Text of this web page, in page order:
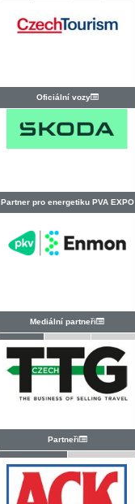
Oficiální vozy
Partner pro energetiku PVA EXPO
Mediální partneři
Partneři